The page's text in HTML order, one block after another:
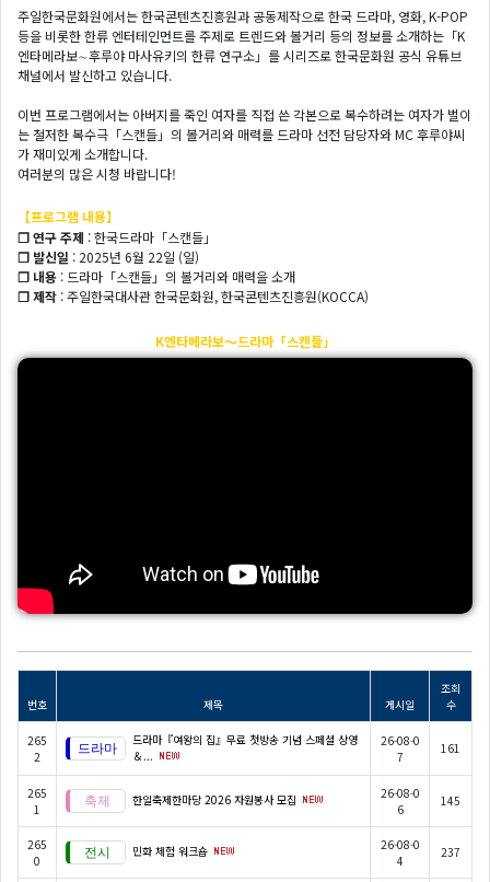
주일한국문화원에서는 한국콘텐츠진흥원과 공동제작으로 한국 드라마, 영화, K-POP
등을 비롯한 한류 엔터테인먼트를 주제로 트렌드와 볼거리 등의 정보를 소개하는「K
엔타메라보∼후루야 마사유키의 한류 연구소」를 시리즈로 한국문화원 공식 유튜브
채널에서 발신하고 있습니다.
이번 프로그램에서는 아버지를 죽인 여자를 직접 쓴 각본으로 복수하려는 여자가 벌이
는 철저한 복수극「스캔들」의 볼거리와 매력를 드라마 선전 담당자와 MC 후루야씨
가 재미있게 소개합니다.
여러분의 많은 시청 바랍니다!
【프로그램 내용】
❐ 연구 주제 : 한국드라마「스캔들」
❐ 발신일 : 2025년 6월 22일 (일)
❐ 내용 : 드라마「스캔들」의 볼거리와 매력을 소개
❐ 제작 : 주일한국대사관 한국문화원, 한국콘텐츠진흥원(KOCCA)
K엔타메라보～드라마「스캔들」
번호 제목 게시일
조회
수
265
2
드라마『여왕의 집』무료 첫방송 기념 스페셜 상영
＆...
26-08-0
7
161
265
1
한일축제한마당 2026 자원봉사 모집
26-08-0
6
145
265
0
민화 체험 워크숍
26-08-0
4
237